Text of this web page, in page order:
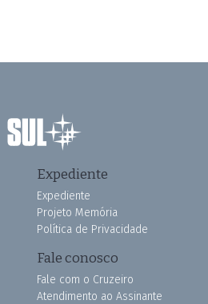
Expediente
Expediente
Projeto Memória
Política de Privacidade
Fale conosco
Fale com o Cruzeiro
Atendimento ao Assinante